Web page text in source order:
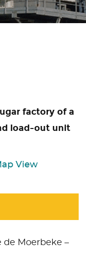
factory of a
load-out unit
View
de Moerbeke –